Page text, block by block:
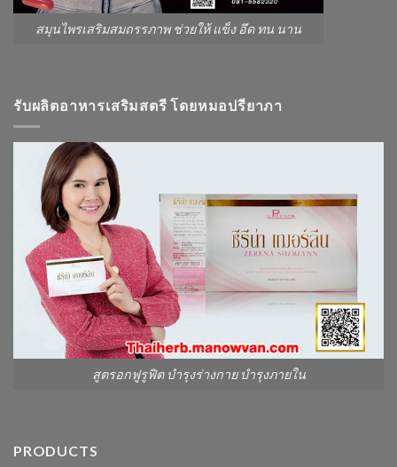
สมุนไพรเสริมสมถรรภาพ ช่วยให้ แข็ง อึด ทน นาน
รับผลิตอาหารเสริมสตรี โดยหมอปรียาภา
สูตรอกฟูรูฟิต บำรุงร่างกาย บำรุงภายใน
PRODUCTS